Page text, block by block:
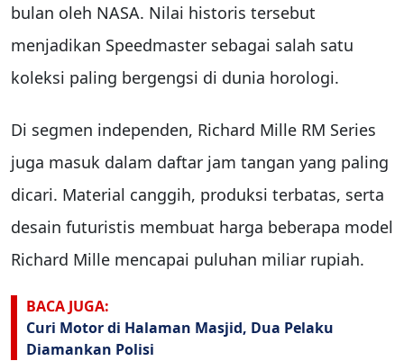
bulan oleh NASA. Nilai historis tersebut
menjadikan Speedmaster sebagai salah satu
koleksi paling bergengsi di dunia horologi.
Di segmen independen, Richard Mille RM Series
juga masuk dalam daftar jam tangan yang paling
dicari. Material canggih, produksi terbatas, serta
desain futuristis membuat harga beberapa model
Richard Mille mencapai puluhan miliar rupiah.
BACA JUGA:
Curi Motor di Halaman Masjid, Dua Pelaku
Diamankan Polisi